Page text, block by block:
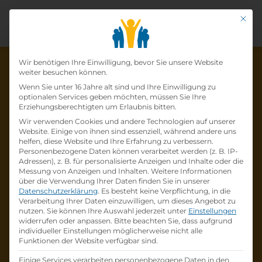
Die Lehrstelle wurde schon
besetzt!
Die LehrstelleLehre KFZ-Technik mit
Systemelektronik - 4 Lehrjahre (m/w/x)bei
Wolfgang Denzel AGist schonbesetzt.
Firmenprofil besuchen
Andere Lehrstelle suchen
Mit
Datenschutz-
Wir benötigen Ihre Einwilligung, bevor Sie unsere Website
weiter besuchen können.
Wenn Sie unter 16 Jahre alt sind und Ihre Einwilligung zu
optionalen Services geben möchten, müssen Sie Ihre
Erziehungsberechtigten um Erlaubnis bitten.
Wir verwenden Cookies und andere Technologien auf unserer
Website. Einige von ihnen sind essenziell, während andere uns
helfen, diese Website und Ihre Erfahrung zu verbessern.
Personenbezogene Daten können verarbeitet werden (z. B. IP-
Adressen), z. B. für personalisierte Anzeigen und Inhalte oder die
Messung von Anzeigen und Inhalten. Weitere Informationen
über die Verwendung Ihrer Daten finden Sie in unserer
Datenschutzerklärung. Es besteht keine Verpflichtung, in die
Verarbeitung Ihrer Daten einzuwilligen, um dieses Angebot zu
nutzen. Sie können Ihre Auswahl jederzeit unter Einstellungen
widerrufen oder anpassen. Bitte beachten Sie, dass aufgrund
individueller Einstellungen möglicherweise nicht alle
Funktionen der Website verfügbar sind.
Einige Services verarbeiten personenbezogene Daten in den